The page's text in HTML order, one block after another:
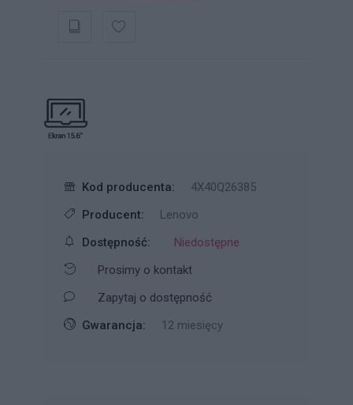
Kod producenta:
4X40Q26385
Producent:
Lenovo
Dostępność:
Niedostępne
Prosimy o kontakt
Zapytaj o dostępność
Gwarancja:
12 miesięcy